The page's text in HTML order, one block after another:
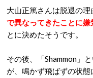
大山正篤さんは脱退の理
で異なってきたことに
とに決めたそうです。
その後、「Shammon」
が、鳴かず飛ばずの状態